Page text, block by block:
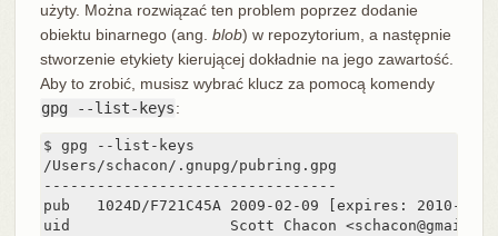
użyty. Można rozwiązać ten problem poprzez dodanie
obiektu binarnego (ang. blob) w repozytorium, a następnie
stworzenie etykiety kierującej dokładnie na jego zawartość.
Aby to zrobić, musisz wybrać klucz za pomocą komendy
gpg --list-keys:
$ gpg --list-keys
/Users/schacon/.gnupg/pubring.gpg
---------------------------------
pub   1024D/F721C45A 2009-02-09 [expires: 2010-02-
uid                  Scott Chacon